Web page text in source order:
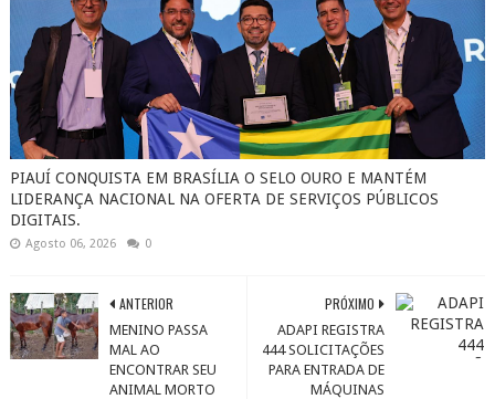
PIAUÍ CONQUISTA EM BRASÍLIA O SELO OURO E MANTÉM
LIDERANÇA NACIONAL NA OFERTA DE SERVIÇOS PÚBLICOS
DIGITAIS.
Agosto 06, 2026 0
PRÓXIMO
ADAPI REGISTRA
444 SOLICITAÇÕES
PARA ENTRADA DE
MÁQUINAS
ANTERIOR
MENINO PASSA
MAL AO
ENCONTRAR SEU
ANIMAL MORTO